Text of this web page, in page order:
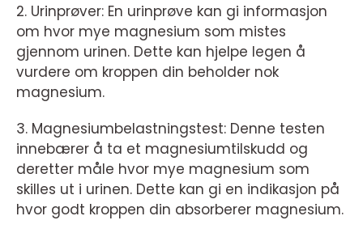
2. Urinprøver: En urinprøve kan gi informasjon
om hvor mye magnesium som mistes
gjennom urinen. Dette kan hjelpe legen å
vurdere om kroppen din beholder nok
magnesium.
3. Magnesiumbelastningstest: Denne testen
innebærer å ta et magnesiumtilskudd og
deretter måle hvor mye magnesium som
skilles ut i urinen. Dette kan gi en indikasjon på
hvor godt kroppen din absorberer magnesium.